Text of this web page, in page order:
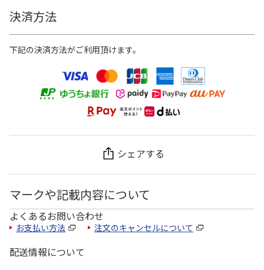
決済方法
下記の決済方法がご利用頂けます。
シェアする
マークや記載内容について
よくあるお問い合わせ
お支払い方法 注文のキャンセルについて
配送情報について